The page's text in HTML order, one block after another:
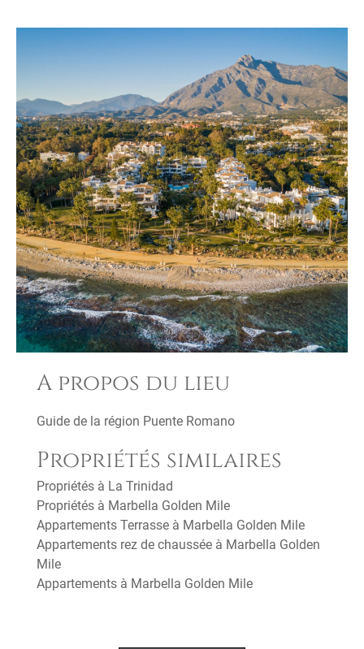
A propos du lieu
Guide de la région Puente Romano
Propriétés similaires
Propriétés à La Trinidad
Propriétés à Marbella Golden Mile
Appartements Terrasse à Marbella Golden Mile
Appartements rez de chaussée à Marbella Golden
Mile
Appartements à Marbella Golden Mile